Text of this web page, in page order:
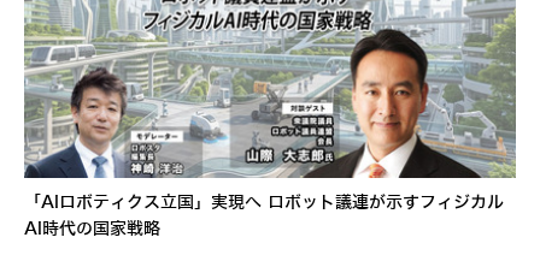
「AIロボティクス立国」実現へ ロボット議連が示すフィジカル
AI時代の国家戦略